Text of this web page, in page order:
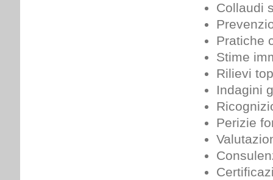
Collaudi
Pratiche
Stime
Rilievi
Indagini
Perizie